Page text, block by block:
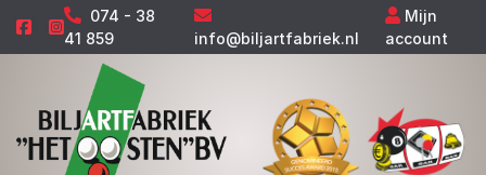
074 - 38
41 859
info@biljartfabriek.nl
Mijn
account